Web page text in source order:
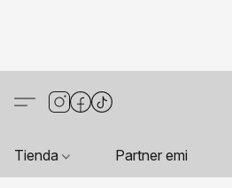
Tienda Partner emi